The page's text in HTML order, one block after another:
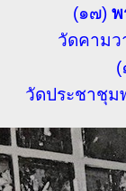
(๑๗) พ
วัดคามว
วัดประชาชุม